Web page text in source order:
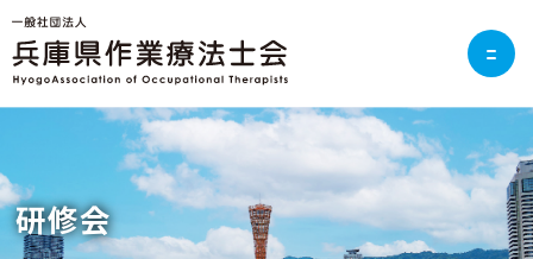
研修会